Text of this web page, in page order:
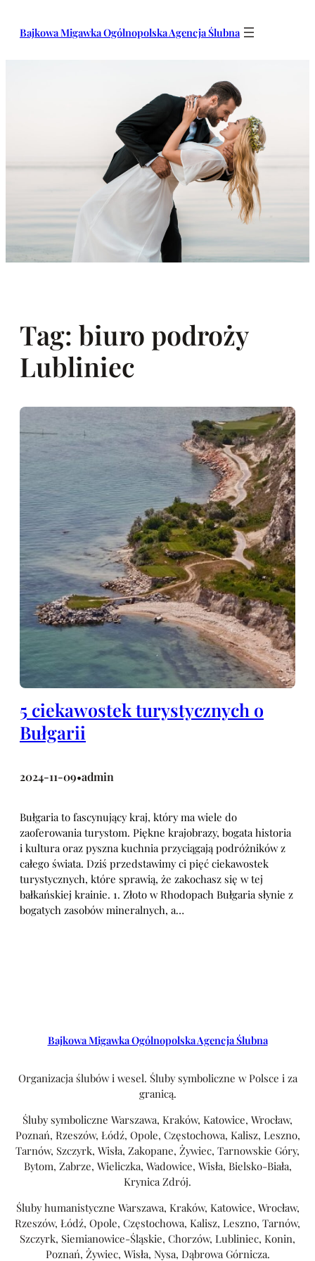
Bajkowa Migawka Ogólnopolska Agencja Ślubna
Tag: biuro podroży
Lubliniec
5 ciekawostek turystycznych o
Bułgarii
2024-11-09•admin
Bułgaria to fascynujący kraj, który ma wiele do
zaoferowania turystom. Piękne krajobrazy, bogata historia
i kultura oraz pyszna kuchnia przyciągają podróżników z
całego świata. Dziś przedstawimy ci pięć ciekawostek
turystycznych, które sprawią, że zakochasz się w tej
bałkańskiej krainie. 1. Złoto w Rhodopach Bułgaria słynie z
bogatych zasobów mineralnych, a…
Bajkowa Migawka Ogólnopolska Agencja Ślubna
Organizacja ślubów i wesel. Śluby symboliczne w Polsce i za
granicą.
Śluby symboliczne Warszawa, Kraków, Katowice, Wrocław,
Poznań, Rzeszów, Łódź, Opole, Częstochowa, Kalisz, Leszno,
Tarnów, Szczyrk, Wisła, Zakopane, Żywiec, Tarnowskie Góry,
Bytom, Zabrze, Wieliczka, Wadowice, Wisła, Bielsko-Biała,
Krynica Zdrój.
Śluby humanistyczne Warszawa, Kraków, Katowice, Wrocław,
Rzeszów, Łódź, Opole, Częstochowa, Kalisz, Leszno, Tarnów,
Szczyrk, Siemianowice-Śląskie, Chorzów, Lubliniec, Konin,
Poznań, Żywiec, Wisła, Nysa, Dąbrowa Górnicza.